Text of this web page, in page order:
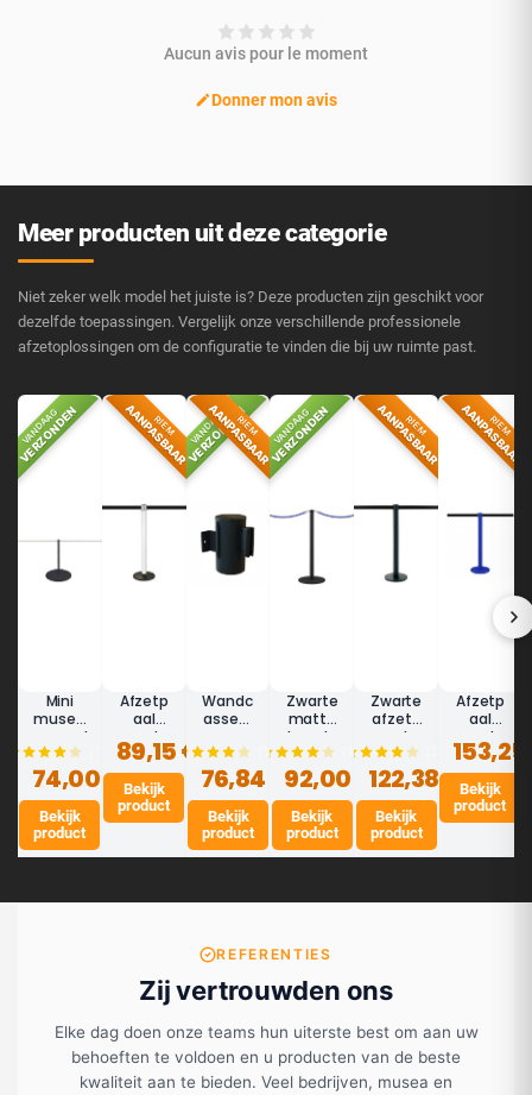
Aucun avis pour le moment
Donner mon avis
Meer producten uit deze categorie
Niet zeker welk model het juiste is? Deze producten zijn geschikt voor
dezelfde toepassingen. Vergelijk onze verschillende professionele
afzetoplossingen om de configuratie te vinden die bij uw ruimte past.
VANDAAG
VERZONDEN
Mini
museu
mspaal
zwart
45cm -
LINE
MINI
74,00 €
Bekijk
product
RIEM
AANPASBAAR
Afzetp
aal
met
lint 3m
(wit,
aanpas
baar) -
ECO
89,15 €
Bekijk
product
VANDAAG
VERZONDENRIEM
AANPASBAAR
Wandc
assett
afzetb
and 3,7
m -
BASIC
(roestv
rij
staal,
(12)
76,84 €
Bekijk
product
VANDAAG
VERZONDEN
Zwarte
matte
koordp
aal
DESIGN
(14)
92,00 €
Bekijk
product
RIEM
AANPASBAAR
Zwarte
afzetp
aal
met
afzetb
and 3m
(aanpa
sbaar)
- LIMIT
122,38 €
Bekijk
product
RIEM
AANPASBAAR
Afzetp
aal
met
afzetb
and
5m
(blauw,
aanpas
LIMIT
Bekijk
product
REFERENTIES
Zij vertrouwden ons
Elke dag doen onze teams hun uiterste best om aan uw
behoeften te voldoen en u producten van de beste
kwaliteit aan te bieden. Veel bedrijven, musea en